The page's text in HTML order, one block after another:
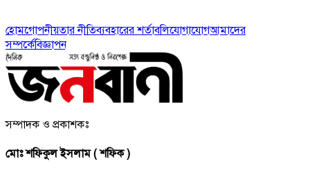
হোমগোপনীয়তার নীতিব্যবহারের শর্তাবলিযোগাযোগআমাদের
সম্পর্কেবিজ্ঞাপন
সম্পাদক ও প্রকাশকঃ
মোঃ শফিকুল ইসলাম ( শফিক )